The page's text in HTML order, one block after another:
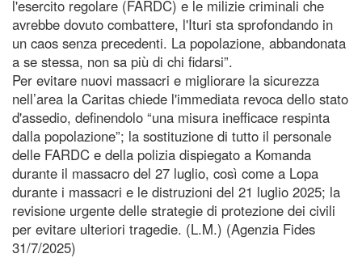
l'esercito regolare (FARDC) e le milizie criminali che
avrebbe dovuto combattere, l'Ituri sta sprofondando in
un caos senza precedenti. La popolazione, abbandonata
a se stessa, non sa più di chi fidarsi”.
Per evitare nuovi massacri e migliorare la sicurezza
nell’area la Caritas chiede l'immediata revoca dello stato
d'assedio, definendolo “una misura inefficace respinta
dalla popolazione”; la sostituzione di tutto il personale
delle FARDC e della polizia dispiegato a Komanda
durante il massacro del 27 luglio, così come a Lopa
durante i massacri e le distruzioni del 21 luglio 2025; la
revisione urgente delle strategie di protezione dei civili
per evitare ulteriori tragedie. (L.M.) (Agenzia Fides
31/7/2025)